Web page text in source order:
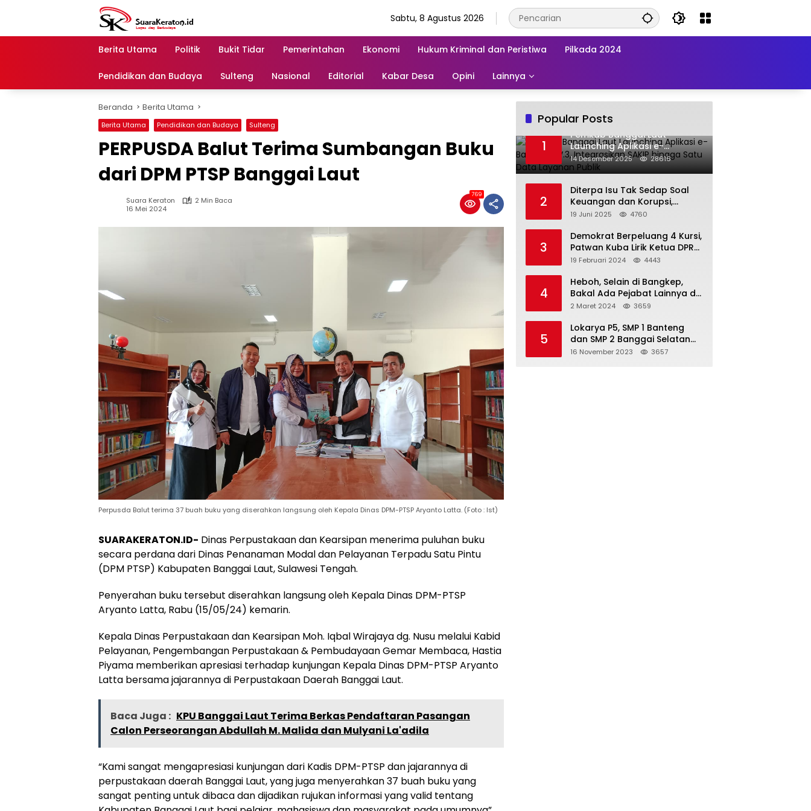
Sabtu, 8 Agustus 2026
Berita Utama Politik Bukit Tidar Pemerintahan Ekonomi Hukum Kriminal dan Peristiwa Pilkada 2024
Pendidikan dan Budaya Sulteng Nasional Editorial Kabar Desa Opini Lainnya
Beranda Berita Utama
Berita Utama Pendidikan dan Budaya Sulteng
PERPUSDA Balut Terima Sumbangan Buku
dari DPM PTSP Banggai Laut
Suara Keraton
2 Min Baca
16 Mei 2024
769
Perpusda Balut terima 37 buah buku yang diserahkan langsung oleh Kepala Dinas DPM-PTSP Aryanto Latta. (Foto : Ist)
SUARAKERATON.ID- Dinas Perpustakaan dan Kearsipan menerima puluhan buku
secara perdana dari Dinas Penanaman Modal dan Pelayanan Terpadu Satu Pintu
(DPM PTSP) Kabupaten Banggai Laut, Sulawesi Tengah.
Penyerahan buku tersebut diserahkan langsung oleh Kepala Dinas DPM-PTSP
Aryanto Latta, Rabu (15/05/24) kemarin.
Kepala Dinas Perpustakaan dan Kearsipan Moh. Iqbal Wirajaya dg. Nusu melalui Kabid
Pelayanan, Pengembangan Perpustakaan & Pembudayaan Gemar Membaca, Hastia
Piyama memberikan apresiasi terhadap kunjungan Kepala Dinas DPM-PTSP Aryanto
Latta bersama jajarannya di Perpustakaan Daerah Banggai Laut.
Baca Juga : KPU Banggai Laut Terima Berkas Pendaftaran Pasangan
Calon Perseorangan Abdullah M. Malida dan Mulyani La'adila
“Kami sangat mengapresiasi kunjungan dari Kadis DPM-PTSP dan jajarannya di
perpustakaan daerah Banggai Laut, yang juga menyerahkan 37 buah buku yang
sangat penting untuk dibaca dan dijadikan rujukan informasi yang valid tentang
Popular Posts
1
Pemkab Banggai Laut
Launching Aplikasi e-
Balimang V.3, Integrasikan
SAKIP hingga Satu Data
14 Desember 2025 28616
2
Diterpa Isu Tak Sedap Soal
Keuangan dan Korupsi,
Pemda Balut Sebut Isu Tak
19 Juni 2025 4760
3
Demokrat Berpeluang 4 Kursi,
Patwan Kuba Lirik Ketua DPRD
Banggai Laut
19 Februari 2024 4443
4
Heboh, Selain di Bangkep,
Bakal Ada Pejabat Lainnya di
Banggai Laut yang Bakal di
2 Maret 2024 3659
5
Lokarya P5, SMP 1 Banteng
dan SMP 2 Banggai Selatan
Curi Perhatian
16 November 2023 3657